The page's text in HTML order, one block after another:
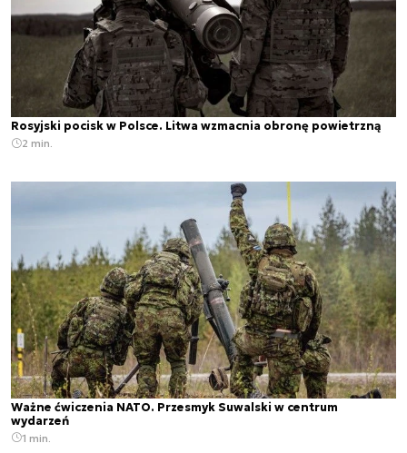
Rosyjski pocisk w Polsce. Litwa wzmacnia obronę powietrzną
2 min.
Ważne ćwiczenia NATO. Przesmyk Suwalski w centrum
wydarzeń
1 min.